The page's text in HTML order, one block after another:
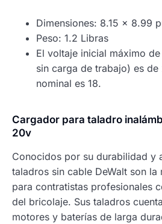
Dimensiones: 8.15 x 8.99
Peso: 1.2 Libras
El voltaje inicial máximo
sin carga de trabajo) es
nominal es 18.
Cargador para taladro
20v
Conocidos por su durabilidad y
taladros sin cable DeWalt son
para contratistas profesionales
del bricolaje. Sus taladros
motores y baterías de larga